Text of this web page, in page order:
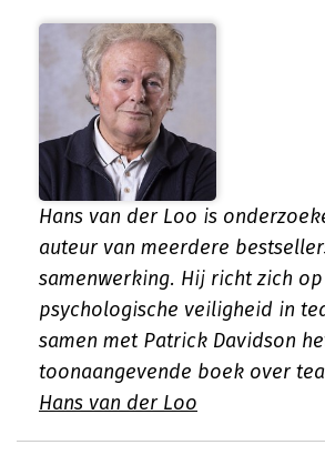
Hans van der Loo is
auteur van meerdere
samenwerking. Hij richt zich
psychologische veiligheid in
samen met Patrick Davidson
toonaangevende boek over
Hans van der Loo